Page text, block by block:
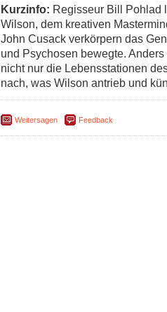
Kurzinfo: Regisseur Bill Pohlad
Wilson, dem kreativen
John Cusack verkörpern das
und Psychosen bewegte.
nicht nur die Lebensstationen
nach, was Wilson antrieb und
Weitersagen Feedback